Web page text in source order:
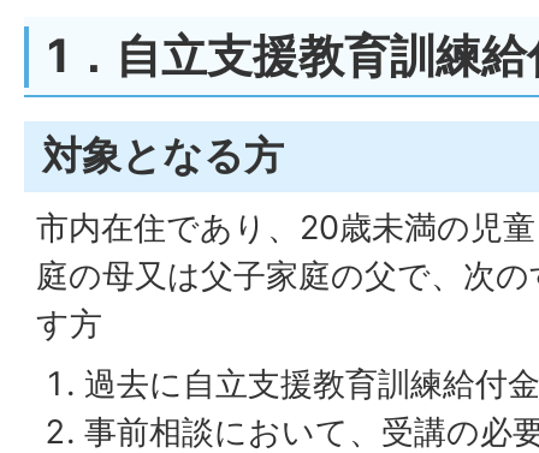
1．自立支援教育訓練
対象となる方
市内在住であり、20歳未満の児
庭の母又は父子家庭の父で、次
す方
過去に自立支援教育訓練給付
事前相談において、受講の必